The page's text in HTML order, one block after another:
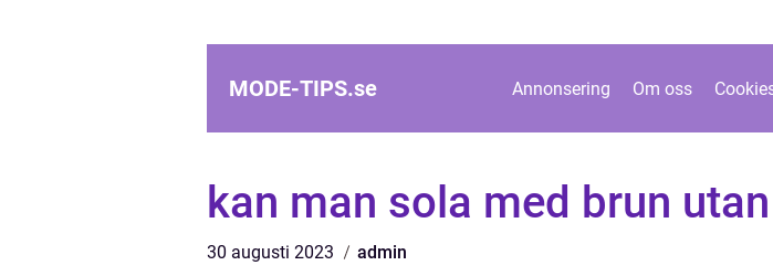
MODE-TIPS.se Annonsering Om oss
kan man sola med brun utan
30 augusti 2023 admin